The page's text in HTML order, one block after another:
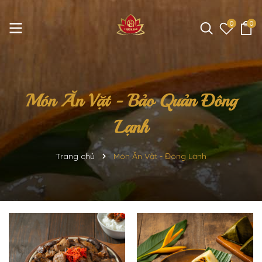
0 0
Món Ăn Vặt - Bảo Quản Đông
Lạnh
Trang chủ Món Ăn Vặt - Đông Lạnh